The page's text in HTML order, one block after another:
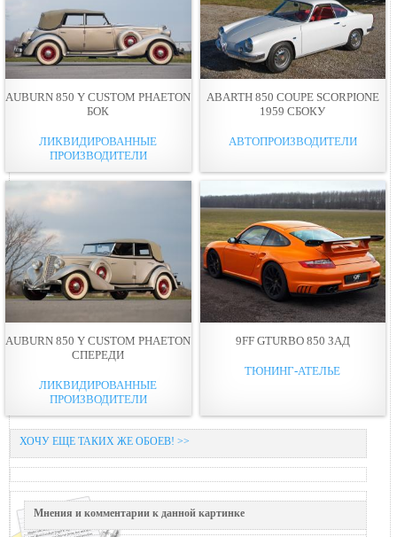
AUBURN 850 Y CUSTOM PHAETON
БОК
ЛИКВИДИРОВАННЫЕ
ПРОИЗВОДИТЕЛИ
ABARTH 850 COUPE SCORPIONE
1959 СБОКУ
АВТОПРОИЗВОДИТЕЛИ
AUBURN 850 Y CUSTOM PHAETON
СПЕРЕДИ
ЛИКВИДИРОВАННЫЕ
ПРОИЗВОДИТЕЛИ
9FF GTURBO 850 ЗАД
ТЮНИНГ-АТЕЛЬЕ
ХОЧУ ЕЩЕ ТАКИХ ЖЕ ОБОЕВ! >>
Мнения и комментарии к данной картинке